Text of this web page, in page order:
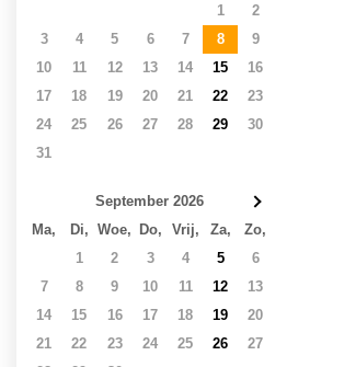
1
2
3
4 5 6 7 8
9
10
11 12 13 14 15
16
17
18 19 20 21 22
23
24
25 26 27 28 29
30
31
September 2026
Ma,
Di, Woe, Do, Vrij, Za,
Zo,
1 2 3 4 5
6
7
8 9 10 11 12
13
14
15 16 17 18 19
20
21
22 23 24 25 26
27